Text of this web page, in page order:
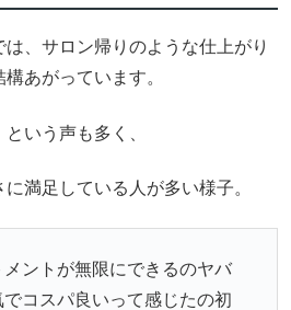
、サロン帰りのような仕上がり
あがっています。
いう声も多く、
満足している人が多い様子。
ントが無限にできるのヤバ
コスパ良いって感じたの初